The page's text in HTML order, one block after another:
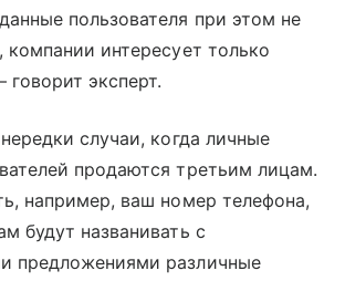
пользователя при этом не
компании интересует только
эксперт.
случаи, когда личные
продаются третьим лицам.
например, ваш номер телефона,
будут названивать с
предложениями различные